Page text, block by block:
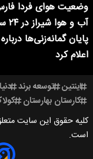
آب و هوا شیراز در ۲۴ ساعت آینده + هواشناسی شیراز
پایان گمانه‌زنی‌ها
اعلام کرد
اینتین توسعه برند
کارستان بهارستان
کلیه حقوق این سایت
است.